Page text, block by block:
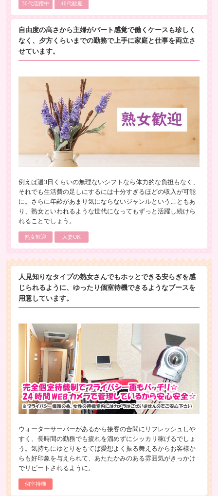
30代活躍中 40代歓迎
自由度の高さから主婦がパート感覚で働くケースも珍しく
なく、夕方くらいまでの勤務で上手に家庭と仕事を両立さ
せています。
例えば週3日くらいの無理ないシフトなら体力的な負担もなく、
それでも生活費の足しにするには十分すぎるほどの収入が可能
に。さらに年齢があまり気にならないジャンルということもあ
り、熟女といわれるような世代になってもずっと活躍し続けら
れることでしょう。
熟女歓迎 人妻OK
人見知りなタイプの熟女さんでもホッとできる安らぎを感
じられるように、ゆったり個室待機できるようなブースを
用意しています。
ウォーターサーバーがあるから接客の合間にリフレッシュしや
すく、長時間の勤務でも疲れを溜めずにシッカリ稼げるでしょ
う。気持ちにゆとりをもてば愛想よく振る舞えるからお客様か
らも好印象を与えられて、あたたかみのある雰囲気がきっかけ
でリピートされるように。
個室待機